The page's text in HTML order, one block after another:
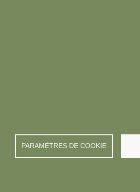
© FREDON 2019 -Mentions
PARAMÈTRES DE COOKIE